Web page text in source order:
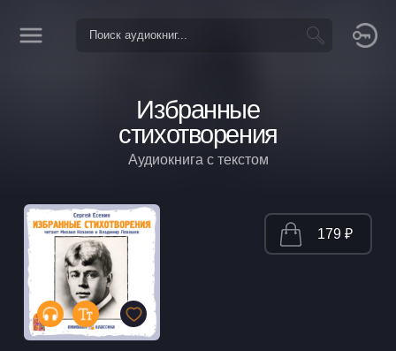
Избранные
стихотворения
Аудиокнига с текстом
179 ₽